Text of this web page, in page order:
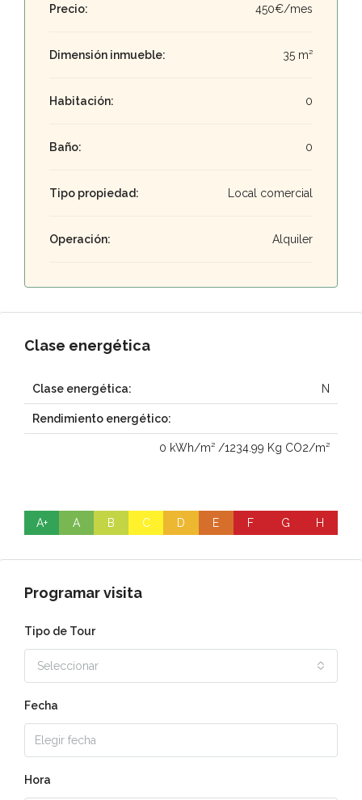
Precio: 450€/mes
Dimensión inmueble: 35 m²
Habitación: 0
Baño: 0
Tipo propiedad: Local comercial
Operación: Alquiler
Clase energética
Clase energética: N
Rendimiento energético:
0 kWh/m² /1234.99 Kg CO2/m²
A+ A B C D E F G H
Programar visita
Tipo de Tour
Seleccionar
Fecha
Hora